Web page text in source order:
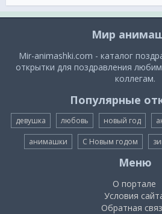
Мир
Mir-animashki.com - каталог
открытки для поздравления
коллегам.
Популярные
девушка любовь новый год
анимашки С Новым годом
Меню
О портале
Условия
Обратная